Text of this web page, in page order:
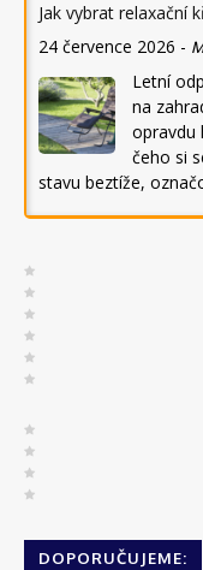
Jak vybrat relaxační
24 července 2026 -
Letní
na
opravdu
čeho si
stavu beztíže,
DOPORUČUJEME: